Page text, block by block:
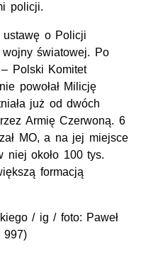
policji.
ustawę o Policji
wojny światowej. Po
Polski Komitet
powołał Milicję
już od dwóch
Armię Czerwoną. 6
MO, a na jej miejsce
niej około 100 tys.
formacją
/ ig / foto: Paweł
997)